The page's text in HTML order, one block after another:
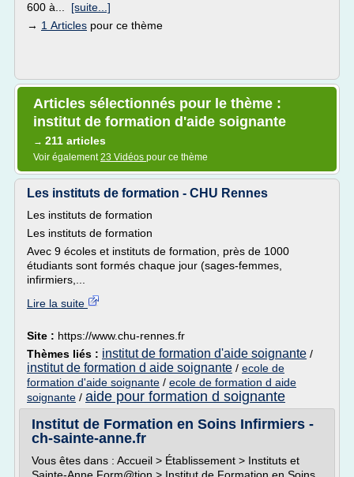
600 à... [suite...]
→ 1 Articles pour ce thème
Articles sélectionnés pour le thème :
institut de formation d'aide soignante
→ 211 articles
Voir également23 Vidéos pour ce thème
Les instituts de formation - CHU Rennes
Les instituts de formation
Les instituts de formation
Avec 9 écoles et instituts de formation, près de 1000
étudiants sont formés chaque jour (sages-femmes,
infirmiers,...
Lire la suite
Site : https://www.chu-rennes.fr
Thèmes liés : institut de formation d'aide soignante /
institut de formation d aide soignante / ecole de
formation d'aide soignante / ecole de formation d aide
soignante / aide pour formation d soignante
Institut de Formation en Soins Infirmiers -
ch-sainte-anne.fr
Vous êtes dans : Accueil > Établissement > Instituts et